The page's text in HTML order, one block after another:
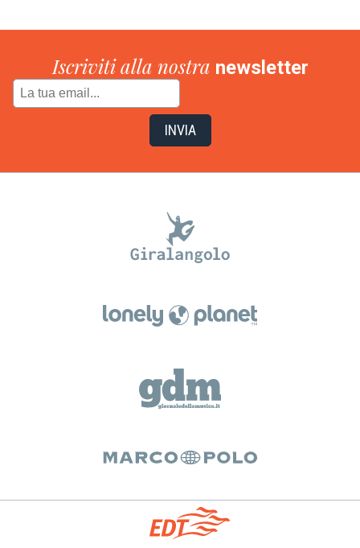
Iscriviti alla nostra newsletter